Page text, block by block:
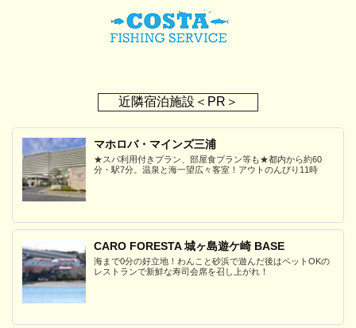
近隣宿泊施設＜PR＞
マホロバ・マインズ三浦
★スパ利用付きプラン、部屋食プラン等も★都内から約60
分・駅7分。温泉と海一望広々客室！アウトのんびり11時
CARO FORESTA 城ヶ島遊ケ崎 BASE
海まで0分の好立地！わんこと砂浜で遊んだ後はペットOKの
レストランで新鮮な寿司会席を召し上がれ！